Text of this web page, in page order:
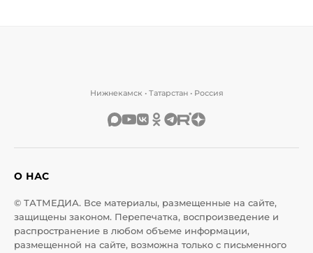
Нижнекамск • Татарстан • Россия
О НАС
© ТАТМЕДИА. Все материалы, размещенные на сайте,
защищены законом. Перепечатка, воспроизведение и
распространение в любом объеме информации,
размещенной на сайте, возможна только с письменного